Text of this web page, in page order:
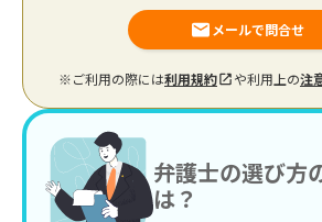
メールで問合せ
※ご利用の際には利用規約 や利用上の注
弁護士の選び方
は？